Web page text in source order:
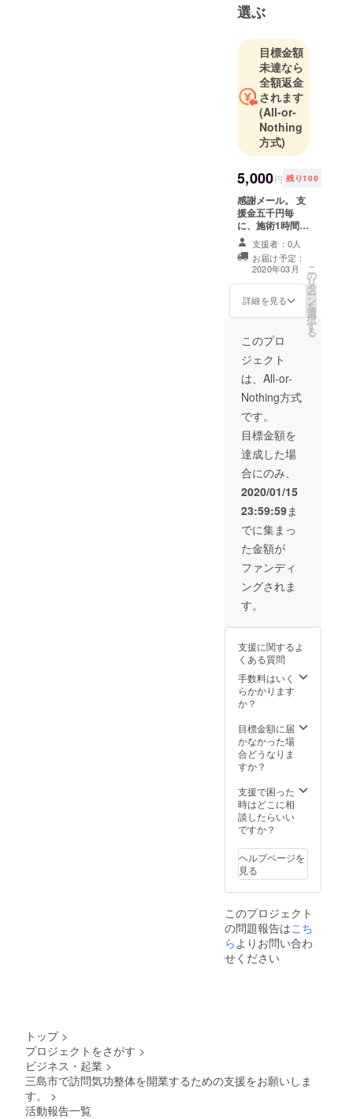
選ぶ
目標金額
未達なら
全額返金
されます
(All-or-
Nothing
方式)
5,000円 残り100
感謝メール。 支
援金五千円毎
に、施術1時間提
供いたします。
感謝メールをお
送りいたします
ので、メールア
ドレスとお名前
を教えて下さい
ませ。 そのメー
前を、施術提供
の確認に使用し
ます。 法令に基
づく医療、診療
行為ではござい
ません。 効果に
は個人差がござ
いますことを予
めご了承くださ
い。 有効期限は
2020年3月〜
2020年8月まで
の5ヶ月間とさせ
す。
支援者：0人
お届け予定：
2020年03月
詳細を見る
こ
の
リ
タ
ー
ン
を
選
択
す
る
このプロ
ジェクト
は、All-or-
Nothing方式
です。
目標金額を
達成した場
合にのみ、
2020/01/15
23:59:59ま
でに集まっ
た金額が
ファンディ
ングされま
す。
支援に関するよ
くある質問
手数料はいく
らかかります
か？
目標金額に届
かなかった場
合どうなりま
すか？
支援で困った
時はどこに相
談したらいい
ですか？
ヘルプページを
見る
このプロジェクト
の問題報告はこち
ら よりお問い合わ
せください
トップ >
プロジェクトをさがす >
ビジネス・起業 >
三島市で訪問気功整体を開業するための支援をお願いしま
す。
>
活動報告一覧